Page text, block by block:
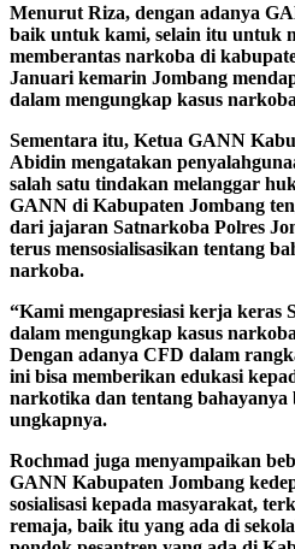
Menurut Riza, dengan adanya
baik untuk kami, selain itu untuk
memberantas narkoba di
Januari kemarin Jombang
dalam mengungkap kasus
Sementara itu, Ketua GANN
Abidin mengatakan
salah satu tindakan melanggar
GANN di Kabupaten Jombang
dari jajaran Satnarkoba Polres
terus mensosialisasikan tentang
narkoba.
“Kami mengapresiasi kerja keras
dalam mengungkap kasus
Dengan adanya CFD dalam
ini bisa memberikan edukasi
narkotika dan tentang bahayanya
ungkapnya.
Rochmad juga menyampaikan
GANN Kabupaten Jombang
sosialisasi kepada masyarakat,
remaja, baik itu yang ada di